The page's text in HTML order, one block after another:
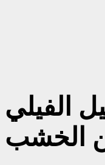
الفيلي
الخشب